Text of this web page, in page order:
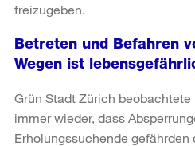
freizugeben.
Betreten und Befahren
Wegen ist
Grün Stadt Zürich beobachtete
immer wieder, dass
Erholungssuchende gefährden